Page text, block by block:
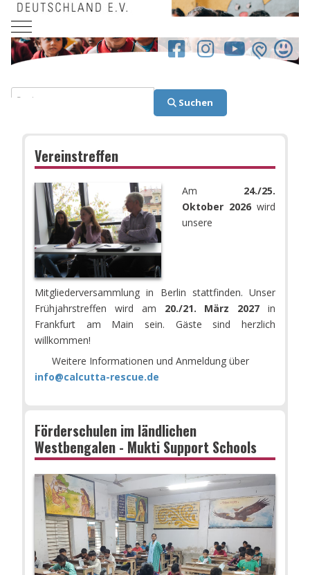
Mobile Menu Toggle
Suchen
Suchen
Vereinstreffen
Am 24./25.
Oktober 2026wird
unsere
Mitgliederversammlung in Berlin stattfinden. Unser
Frühjahrstreffen wird am 20./21. März 2027 in
Frankfurt am Main sein. Gäste sind herzlich
willkommen!
Weitere Informationen und Anmeldung über
info@calcutta-rescue.de
Förderschulen im ländlichen
Westbengalen - Mukti Support Schools